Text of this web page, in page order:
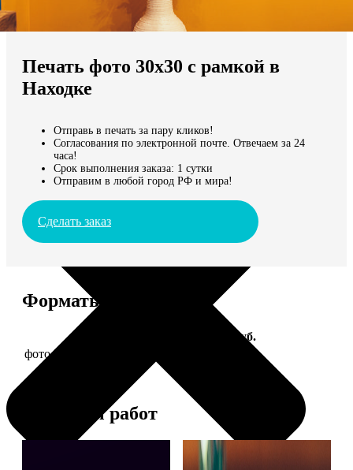
Мы доставляем по всему миру
Продолжить без города
Печать фото 30х30 с рамкой в
Находке
Отправь в печать за пару кликов!
Согласования по электронной почте. Отвечаем за 24
часа!
Срок выполнения заказа: 1 сутки
Отправим в любой город РФ и мира!
Сделать заказ
Форматы и цены
Цена, руб.
фото 30х30 в деревянной рамке
Примеры работ